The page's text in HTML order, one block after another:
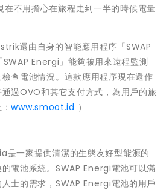
不用擔心在旅程走到一半的時候電量
還由自身的智能應用程序「SWAP
Energi」能夠被用來遠程監測
查電池情況。這款應用程序現在還作
過OVO和其它支付方式，為用戶的旅
：www.smoot.id ）
一家提供清潔的生態友好型能源的
電池系統。SWAP Energi電池可以滿
士的需求，SWAP Energi電池的用戶